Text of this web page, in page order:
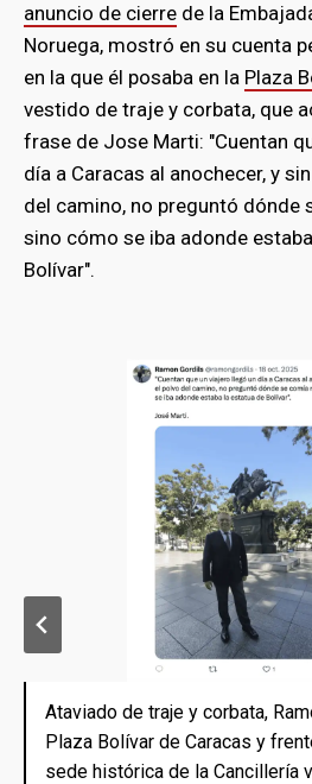
anuncio de cierre de la
Noruega, mostró en su cuenta
en la que él posaba en la Plaza
vestido de traje y corbata, que
frase de Jose Marti: "Cuentan
día a Caracas al anochecer, y
del camino, no preguntó dónde
sino cómo se iba adonde
Bolívar".
Ataviado de traje y corbata,
Plaza Bolívar de Caracas y
sede histórica de la Cancillería
Un mes después del cierre de
Venezuela en Noruega, Ramón
constancia de su presencia en